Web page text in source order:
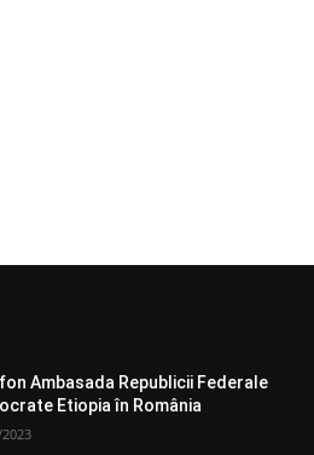
Ambasada Republicii Federale
Etiopia în România